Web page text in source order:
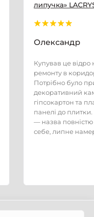
липучка»
Олександр
Купував це відро
ремонту в
Потрібно було
декоративний
гіпсокартон та
панелі до
— назва
себе, липне